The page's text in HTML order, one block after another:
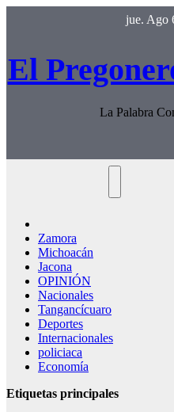
jue. Ago
El
La Palabra
Zamora
Michoacán
Jacona
OPINIÓN
Nacionales
Tangancícuaro
Deportes
Internacionales
policiaca
Economía
Etiquetas principales